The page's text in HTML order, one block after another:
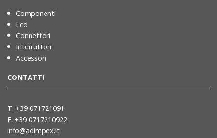
Componenti
Lcd
Connettori
Interruttori
Accessori
CONTATTI
T. +39 071721091
F. +39 0717210922
info@adimpex.it